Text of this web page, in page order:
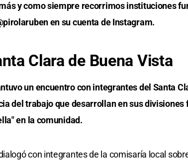
y como siempre recorrimos instituciones
en su cuenta de Instagram.
Clara de Buena Vista
un encuentro con integrantes del Santa
del trabajo que desarrollan en sus divisiones
en la comunidad.
con integrantes de la comisaría local